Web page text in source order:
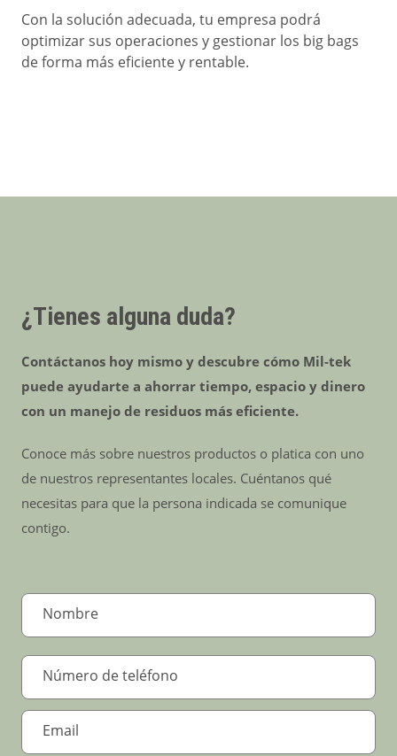
Con la solución adecuada, tu empresa podrá
optimizar sus operaciones y gestionar los big bags
de forma más eficiente y rentable.
¿Tienes alguna duda?
Contáctanos hoy mismo y descubre cómo Mil-tek
puede ayudarte a ahorrar tiempo, espacio y dinero
con un manejo de residuos más eficiente.
Conoce más sobre nuestros productos o platica con uno
de nuestros representantes locales. Cuéntanos qué
necesitas para que la persona indicada se comunique
contigo.